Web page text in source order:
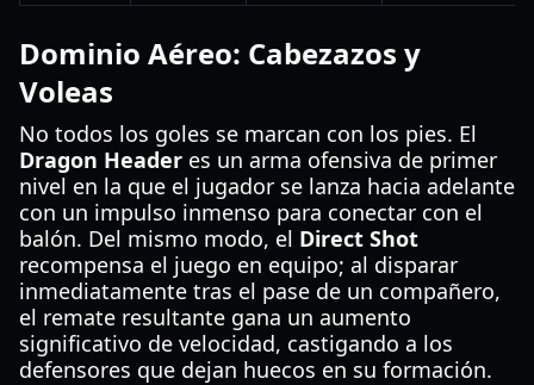
Dominio Aéreo: Cabezazos y
Voleas
No todos los goles se marcan con los pies. El
Dragon Header es un arma ofensiva de primer
nivel en la que el jugador se lanza hacia adelante
con un impulso inmenso para conectar con el
balón. Del mismo modo, el Direct Shot
recompensa el juego en equipo; al disparar
inmediatamente tras el pase de un compañero,
el remate resultante gana un aumento
significativo de velocidad, castigando a los
defensores que dejan huecos en su formación.